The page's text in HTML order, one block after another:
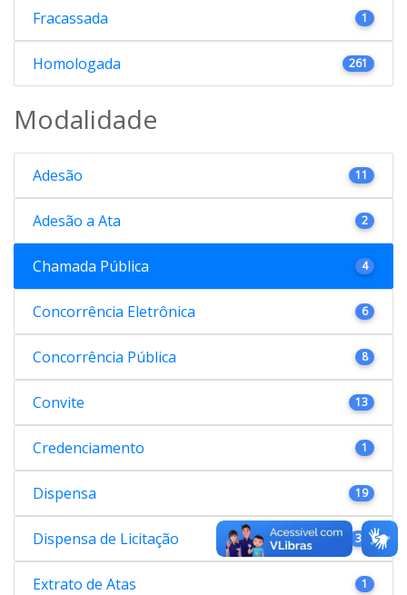
Fracassada 1
Homologada 261
Modalidade
Adesão 11
Adesão a Ata 2
Chamada Pública 4
Concorrência Eletrônica 6
Concorrência Pública 8
Convite 13
Credenciamento 1
Dispensa 19
Dispensa de Licitação 38
Extrato de Atas 1